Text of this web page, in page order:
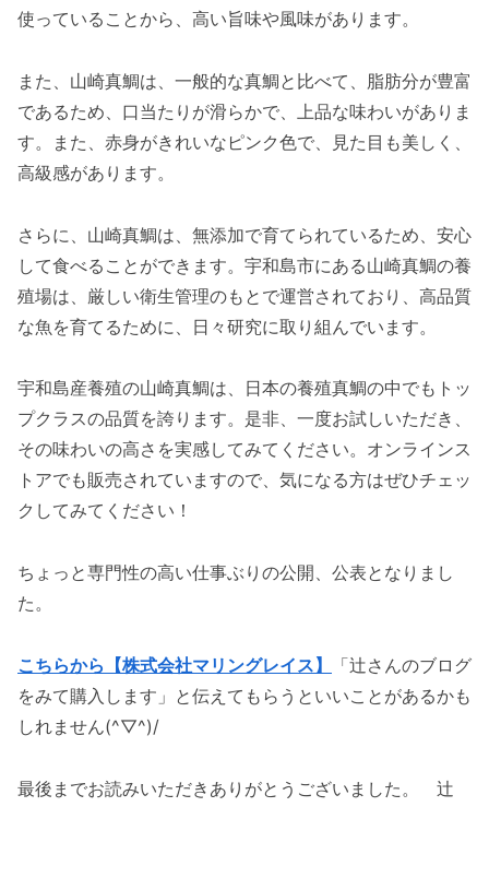
使っていることから、高い旨味や風味があります。
また、山崎真鯛は、一般的な真鯛と比べて、脂肪分が豊富
であるため、口当たりが滑らかで、上品な味わいがありま
す。また、赤身がきれいなピンク色で、見た目も美しく、
高級感があります。
さらに、山崎真鯛は、無添加で育てられているため、安心
して食べることができます。宇和島市にある山崎真鯛の養
殖場は、厳しい衛生管理のもとで運営されており、高品質
な魚を育てるために、日々研究に取り組んでいます。
宇和島産養殖の山崎真鯛は、日本の養殖真鯛の中でもトッ
プクラスの品質を誇ります。是非、一度お試しいただき、
その味わいの高さを実感してみてください。オンラインス
トアでも販売されていますので、気になる方はぜひチェッ
クしてみてください！
ちょっと専門性の高い仕事ぶりの公開、公表となりまし
た。
こちらから【株式会社マリングレイス】
「辻さんのブログ
をみて購入します」と伝えてもらうといいことがあるかも
しれません(^▽^)/
最後までお読みいただきありがとうございました。 辻